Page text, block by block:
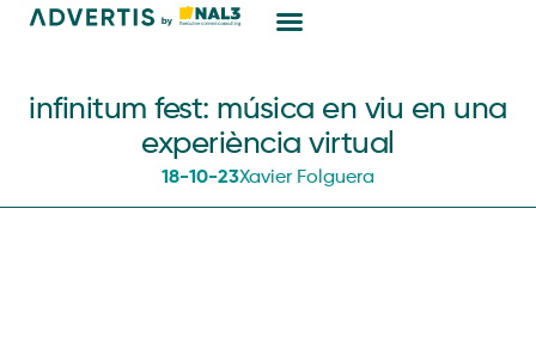
infinitum fest: música en viu en una
experiència virtual
18-10-23Xavier Folguera